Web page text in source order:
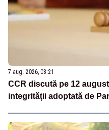
7 aug. 2026, 08:21
CCR discută pe 12
integrității adoptată de